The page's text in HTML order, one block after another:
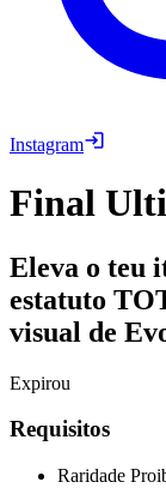
Instagram
Final
Eleva o teu
estatuto
visual de
Expirou
Requisitos
Raridade